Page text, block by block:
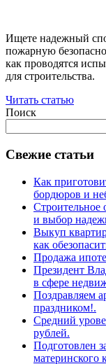
Ищете надежный
пожарную
как проводятся
для строительства.
Читать статью
Поиск
Свежие статьи
Как
бордюров и
Строительное
и выбор
Выкуп
как
Продажа
Президент
в сфере
Поздравляем
праздником!.
Средний
рублей.
Подготовлен
материнского